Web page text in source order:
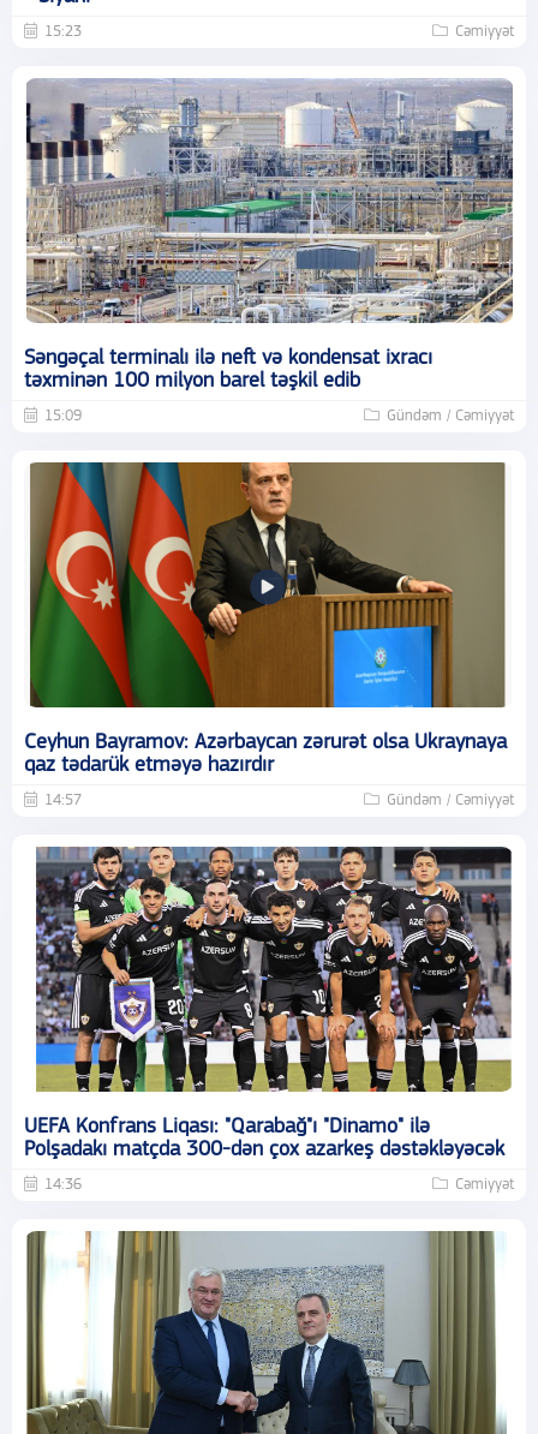
15:23 Cəmiyyət
Səngəçal terminalı ilə neft və kondensat ixracı
təxminən 100 milyon barel təşkil edib
15:09 Gündəm / Cəmiyyət
Ceyhun Bayramov: Azərbaycan zərurət olsa Ukraynaya
qaz tədarük etməyə hazırdır
14:57 Gündəm / Cəmiyyət
UEFA Konfrans Liqası: "Qarabağ"ı "Dinamo" ilə
Polşadakı matçda 300-dən çox azarkeş dəstəkləyəcək
14:36 Cəmiyyət